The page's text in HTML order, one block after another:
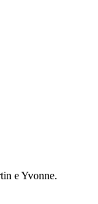
e Yvonne.